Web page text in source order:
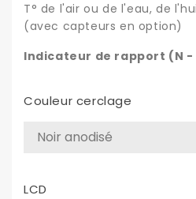
T° de l'air ou de l'eau, de
(avec capteurs en option)
Indicateur de rapport (N -
Couleur cerclage
LCD